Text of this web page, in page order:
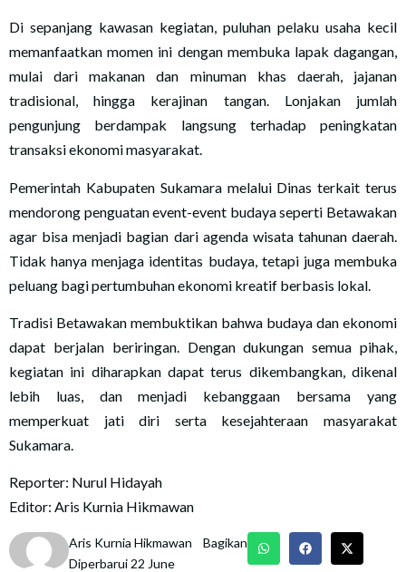
Di sepanjang kawasan kegiatan, puluhan pelaku usaha kecil
memanfaatkan momen ini dengan membuka lapak dagangan,
mulai dari makanan dan minuman khas daerah, jajanan
tradisional, hingga kerajinan tangan. Lonjakan jumlah
pengunjung berdampak langsung terhadap peningkatan
transaksi ekonomi masyarakat.
Pemerintah Kabupaten Sukamara melalui Dinas terkait terus
mendorong penguatan event-event budaya seperti Betawakan
agar bisa menjadi bagian dari agenda wisata tahunan daerah.
Tidak hanya menjaga identitas budaya, tetapi juga membuka
peluang bagi pertumbuhan ekonomi kreatif berbasis lokal.
Tradisi Betawakan membuktikan bahwa budaya dan ekonomi
dapat berjalan beriringan. Dengan dukungan semua pihak,
kegiatan ini diharapkan dapat terus dikembangkan, dikenal
lebih luas, dan menjadi kebanggaan bersama yang
memperkuat jati diri serta kesejahteraan masyarakat
Sukamara.
Reporter: Nurul Hidayah
Editor: Aris Kurnia Hikmawan
Aris Kurnia Hikmawan
Diperbarui 22 June
Bagikan